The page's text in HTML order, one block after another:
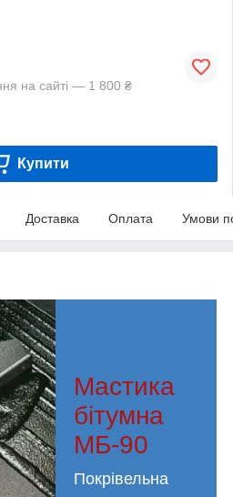
на сайті — 1 800 ₴
Купити
Доставка Оплата Умови
Мастика
бітумна
МБ-90
Покрівельна